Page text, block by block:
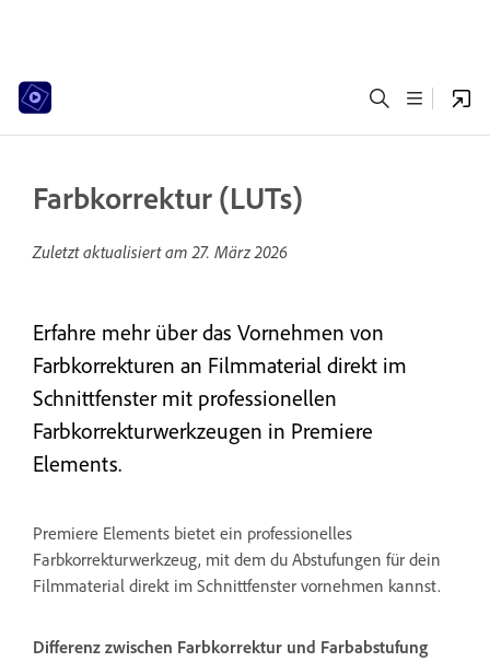
Farbkorrektur (LUTs)
Zuletzt aktualisiert am27. März 2026
Erfahre mehr über das Vornehmen von
Farbkorrekturen an Filmmaterial direkt im
Schnittfenster mit professionellen
Farbkorrekturwerkzeugen in Premiere
Elements.
Premiere Elements bietet ein professionelles
Farbkorrekturwerkzeug, mit dem du Abstufungen für dein
Filmmaterial direkt im Schnittfenster vornehmen kannst.
Differenz zwischen Farbkorrektur und Farbabstufung